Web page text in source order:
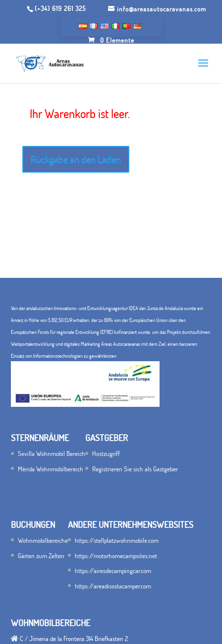
(+34) 619 261 325 info@areasautocaravanas.com
0 Elemente
Ihr Warenkorb ist leer.
Rückgabe an den Laden
Von der andalusischen Innovations- und Entwicklungsagentur IDEA der Junta de Andalucía wurde ein
Anreiz in Höhe von 5.812,50 EUR erhalten, der zu 80% von der Europäischen Union über den
Europäischen Fonds für regionale Entwicklung (EFRE) kofinanziert wurde, um das Projekt durchzuführen
Webportalentwicklung und digitales Marketing Áreas Autocaravanas mit dem Ziel, einen besseren
Einsatz von Informationstechnologien zu gewährleisten
STERNENRÄUME
Sevilla Wohnmobil Bereich
Mérida Wohnmobilbereich
GASTGEBER
Hostzugriff
Registrieren Sie sich als Gastgeber
BUCHUNGEN
Wohnmobilbereiche
Gärten zum Zelten
ANDERE UNTERNEHMENSWEBSITES
https://stellplatzwohnmobile.com
https://motorhomecampsites.net
https://airesdecampingcar.com
https://areadisostacamper.com
WOHNMOBILBEREICHE
C / Jimena de la Frontera 314 Briefkasten 2